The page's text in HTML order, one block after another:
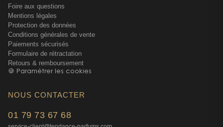
Foire aux questions
Mentions légales
Protection des données
Conditions générales de vente
Paiements sécurisés
Formulaire de rétractation
Retours & remboursement
🍪 Paramétrer les cookies
NOUS CONTACTER
01 79 73 67 68